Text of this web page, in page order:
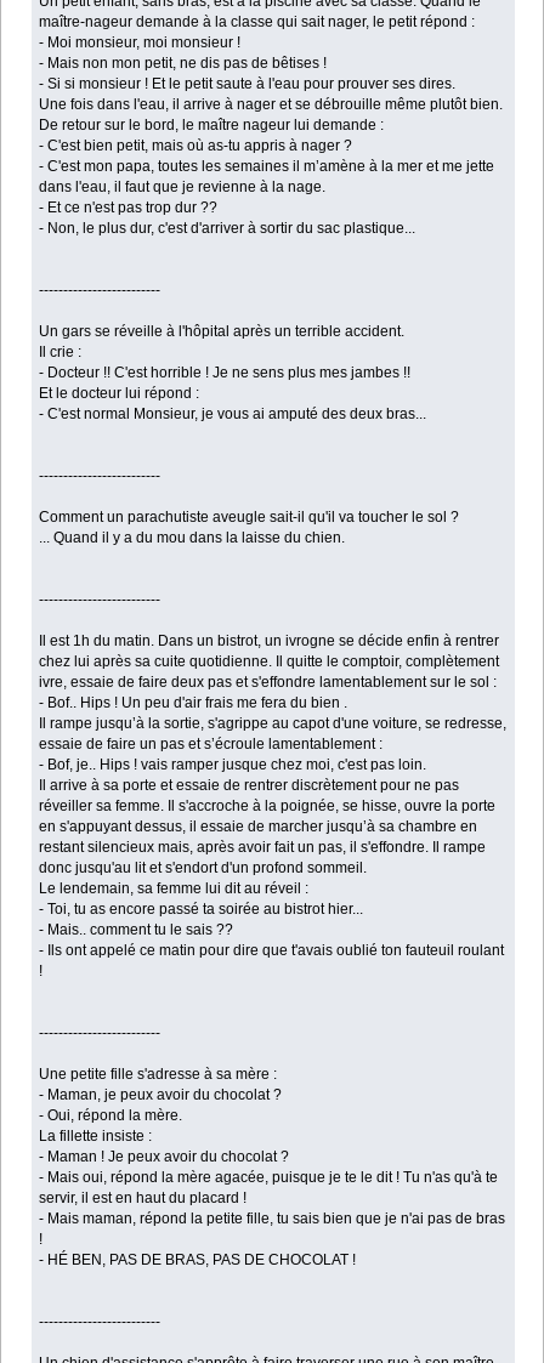
maître-nageur demande à la classe qui sait nager, le petit répond :
- Moi monsieur, moi monsieur !
- Mais non mon petit, ne dis pas de bêtises !
- Si si monsieur ! Et le petit saute à l'eau pour prouver ses dires.
Une fois dans l'eau, il arrive à nager et se débrouille même plutôt bien.
De retour sur le bord, le maître nageur lui demande :
- C'est bien petit, mais où as-tu appris à nager ?
- C'est mon papa, toutes les semaines il m’amène à la mer et me jette
dans l'eau, il faut que je revienne à la nage.
- Et ce n'est pas trop dur ??
- Non, le plus dur, c'est d'arriver à sortir du sac plastique...
-------------------------
Un gars se réveille à l'hôpital après un terrible accident.
Il crie :
- Docteur !! C'est horrible ! Je ne sens plus mes jambes !!
Et le docteur lui répond :
- C'est normal Monsieur, je vous ai amputé des deux bras...
-------------------------
Comment un parachutiste aveugle sait-il qu'il va toucher le sol ?
... Quand il y a du mou dans la laisse du chien.
-------------------------
Il est 1h du matin. Dans un bistrot, un ivrogne se décide enfin à rentrer
chez lui après sa cuite quotidienne. Il quitte le comptoir, complètement
ivre, essaie de faire deux pas et s'effondre lamentablement sur le sol :
- Bof.. Hips ! Un peu d'air frais me fera du bien .
Il rampe jusqu’à la sortie, s'agrippe au capot d'une voiture, se redresse,
essaie de faire un pas et s’écroule lamentablement :
- Bof, je.. Hips ! vais ramper jusque chez moi, c'est pas loin.
Il arrive à sa porte et essaie de rentrer discrètement pour ne pas
réveiller sa femme. Il s'accroche à la poignée, se hisse, ouvre la porte
en s'appuyant dessus, il essaie de marcher jusqu’à sa chambre en
restant silencieux mais, après avoir fait un pas, il s'effondre. Il rampe
donc jusqu'au lit et s'endort d'un profond sommeil.
Le lendemain, sa femme lui dit au réveil :
- Toi, tu as encore passé ta soirée au bistrot hier...
- Mais.. comment tu le sais ??
- Ils ont appelé ce matin pour dire que t'avais oublié ton fauteuil roulant
!
-------------------------
Une petite fille s'adresse à sa mère :
- Maman, je peux avoir du chocolat ?
- Oui, répond la mère.
La fillette insiste :
- Maman ! Je peux avoir du chocolat ?
- Mais oui, répond la mère agacée, puisque je te le dit ! Tu n'as qu'à te
servir, il est en haut du placard !
- Mais maman, répond la petite fille, tu sais bien que je n'ai pas de bras
!
- HÉ BEN, PAS DE BRAS, PAS DE CHOCOLAT !
-------------------------